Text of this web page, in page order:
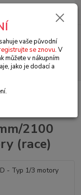
Menu
Hledat
0 Kč
(Engines & parts)
2100
(race)
vaše původní
se znovu. V
můžete v nákupním
jako je dodací a